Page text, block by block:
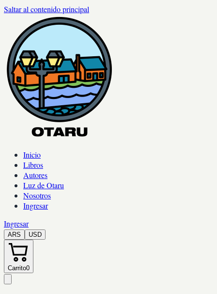
Saltar al contenido principal
Inicio
Libros
Autores
Luz de Otaru
Nosotros
Ingresar
Ingresar
ARS USD
Carrito0